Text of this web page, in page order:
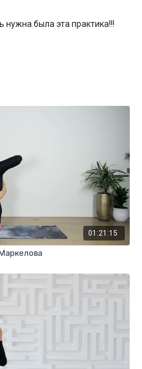
нужна была эта практика!!!
01:21:15